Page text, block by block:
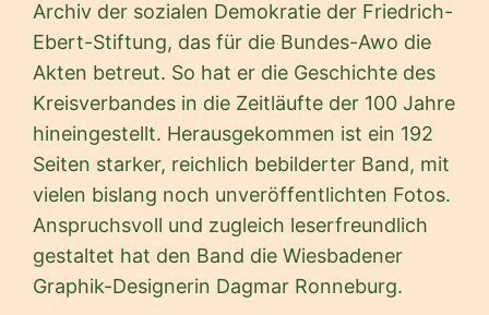
Archiv der sozialen Demokratie der Friedrich-
Ebert-Stiftung, das für die Bundes-Awo die
Akten betreut. So hat er die Geschichte des
Kreisverbandes in die Zeitläufte der 100 Jahre
hineingestellt. Herausgekommen ist ein 192
Seiten starker, reichlich bebilderter Band, mit
vielen bislang noch unveröffentlichten Fotos.
Anspruchsvoll und zugleich leserfreundlich
gestaltet hat den Band die Wiesbadener
Graphik-Designerin Dagmar Ronneburg.